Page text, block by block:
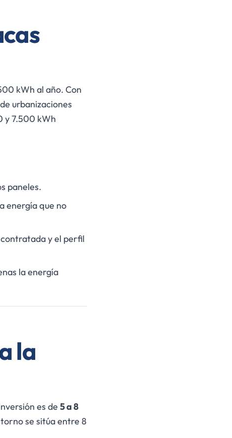
kWh al año. Con
urbanizaciones
y 7.500 kWh
paneles.
energía que no
y el perfil
la energía
la
es de 5 a 8
se sitúa entre 8